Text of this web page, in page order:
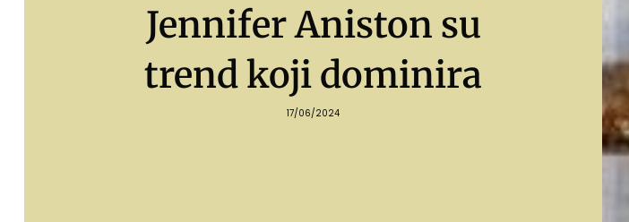
Jennifer Aniston su
trend koji dominira
17/06/2024